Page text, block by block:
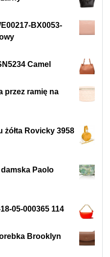
BX0053-
Camel
przez ramię na
żółta Rovicky 3958
Paolo
05-000365 114
Brooklyn